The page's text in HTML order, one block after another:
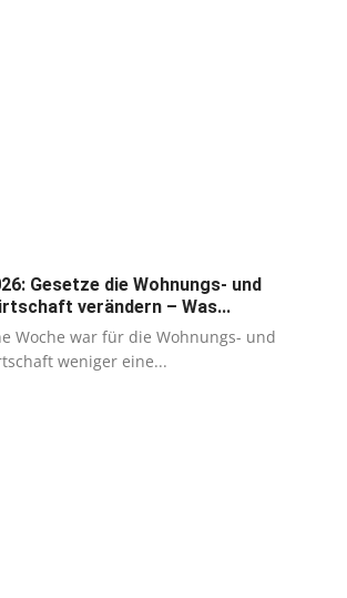
Gesetze die Wohnungs- und
verändern – Was...
Woche war für die Wohnungs- und
weniger eine...